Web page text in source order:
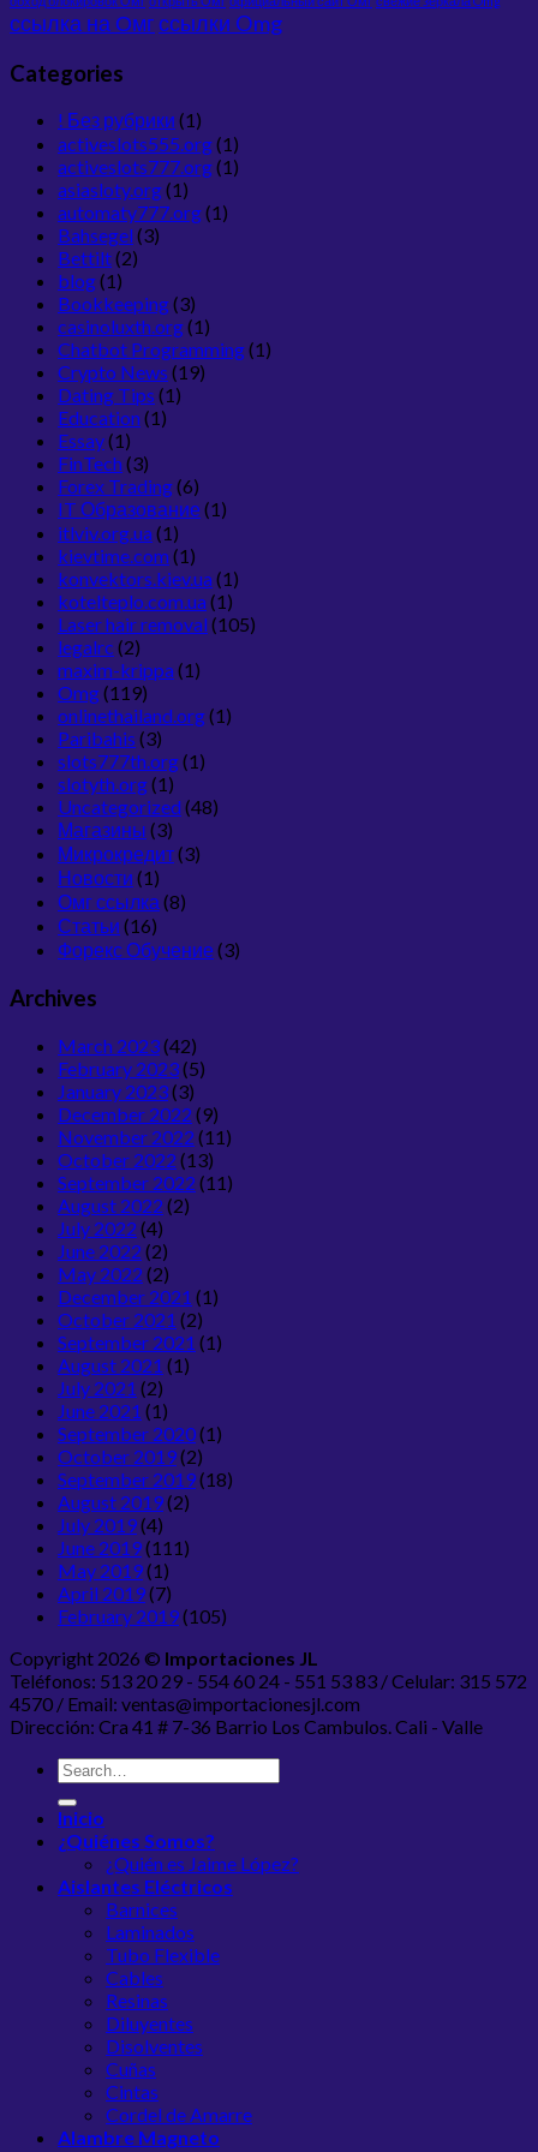
ссылка на Омгссылки Omg
Categories
! Без рубрики (1)
activeslots555.org(1)
activeslots777.org(1)
asiasloty.org(1)
automaty777.org(1)
Bahsegel (3)
Bettilt(2)
blog(1)
Bookkeeping(3)
casinoluxth.org(1)
Chatbot Programming(1)
Crypto News (19)
Dating Tips (1)
Education (1)
Essay(1)
FinTech (3)
Forex Trading(6)
IT Образование (1)
itlviv.org.ua (1)
kievtime.com (1)
konvektors.kiev.ua (1)
kotelteplo.com.ua (1)
Laser hair removal (105)
legalrc (2)
maxim-krippa (1)
Omg(119)
onlinethailand.org(1)
Paribahis (3)
slots777th.org(1)
slotyth.org(1)
Uncategorized (48)
Магазины (3)
Микрокредит(3)
Новости (1)
Омг ссылка (8)
Статьи (16)
Форекс Обучение (3)
Archives
March 2023(42)
February 2023(5)
January 2023(3)
December 2022 (9)
November 2022 (11)
October 2022 (13)
September 2022 (11)
August 2022 (2)
July 2022 (4)
June 2022 (2)
May 2022 (2)
December 2021 (1)
October 2021 (2)
September 2021 (1)
August 2021 (1)
July 2021 (2)
June 2021 (1)
September 2020(1)
October 2019(2)
September 2019(18)
August 2019(2)
July 2019(4)
June 2019(111)
May 2019(1)
April 2019(7)
February 2019(105)
Copyright 2026 © Importaciones JL
Teléfonos: 513 20 29 - 554 60 24 - 551 53 83 / Celular: 315 572
4570 / Email: ventas@importacionesjl.com
Dirección: Cra 41 # 7-36 Barrio Los Cambulos. Cali - Valle
Inicio
¿Quiénes Somos?
¿Quién es Jaime López?
Aislantes Eléctricos
Barnices
Laminados
Tubo Flexible
Cables
Resinas
Diluyentes
Disolventes
Cuñas
Cintas
Cordel de Amarre
Alambre Magneto